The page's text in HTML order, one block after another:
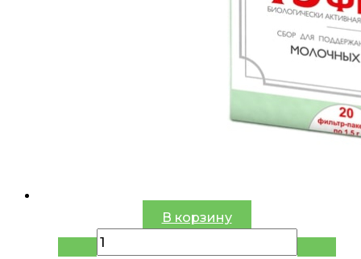
В корзину